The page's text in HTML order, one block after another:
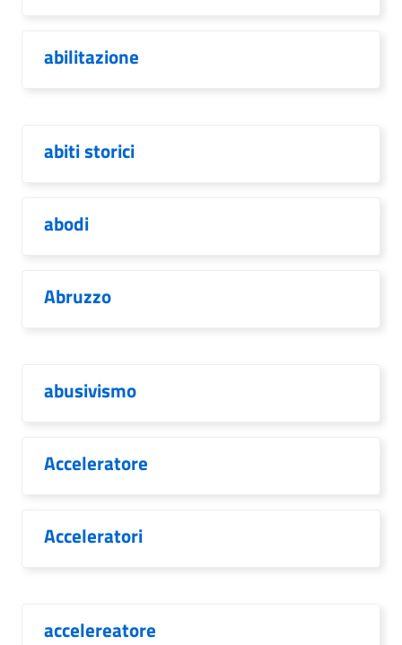
abilitazione
abiti storici
abodi
Abruzzo
abusivismo
Acceleratore
Acceleratori
accelereatore